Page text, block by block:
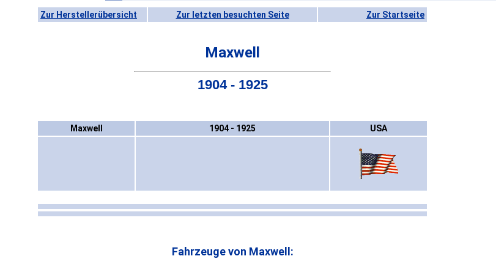
Zur Herstellerübersicht Zur letzten besuchten Seite Zur Startseite
Maxwell
1904 - 1925
Maxwell 1904 - 1925 USA
Fahrzeuge von Maxwell: